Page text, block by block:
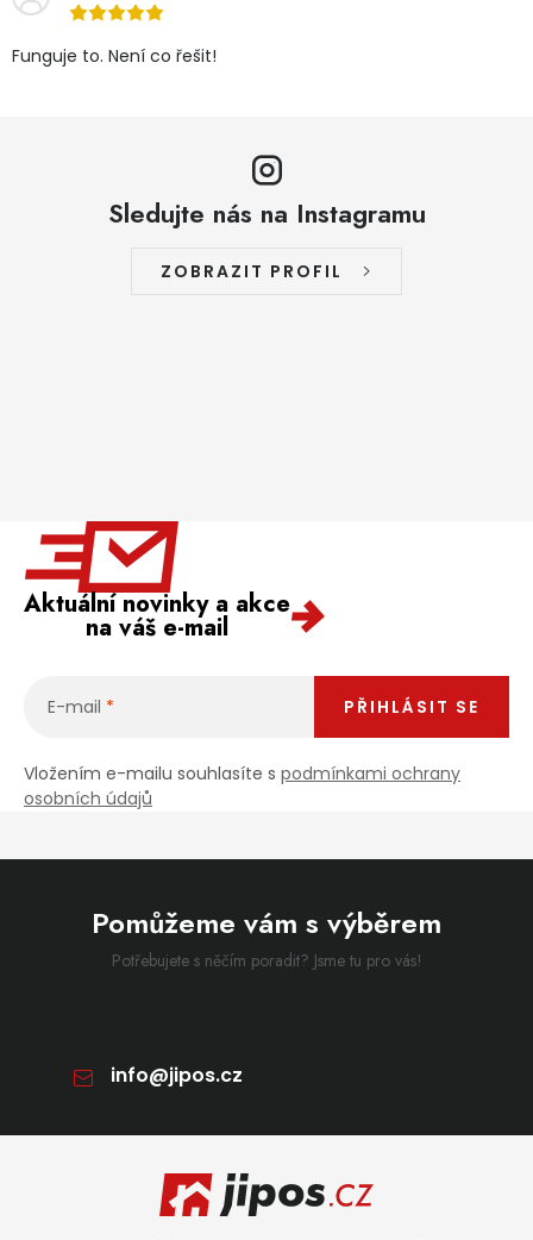
Funguje to. Není co řešit!
Sledujte nás na Instagramu
ZOBRAZIT PROFIL
Aktuální novinky a akce
na váš e-mail
E-mail
Vložením e-mailu souhlasíte s podmínkami ochrany
osobních údajů
PŘIHLÁSIT SE
Pomůžeme vám s výběrem
Potřebujete s něčím poradit? Jsme tu pro vás!
info@jipos.cz
Zápatí